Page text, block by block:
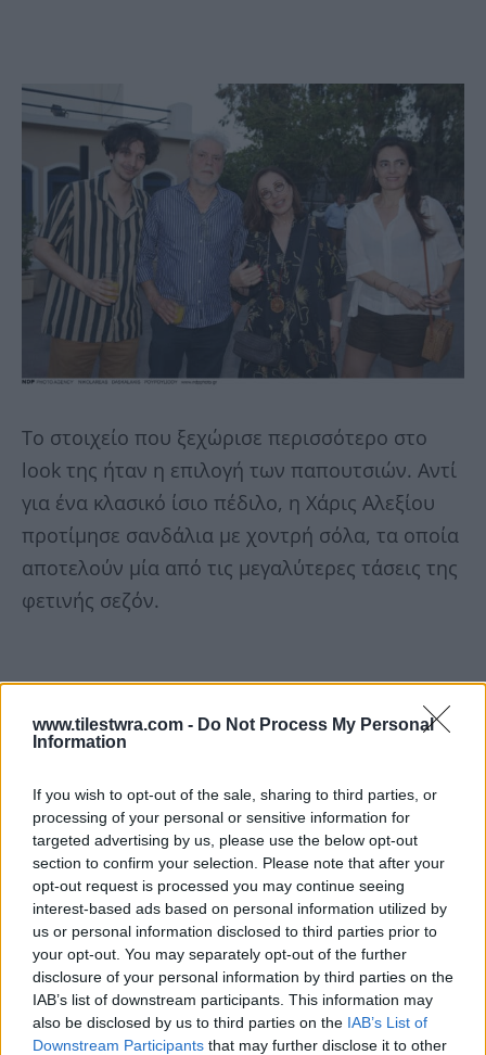
www.tilestwra.com - Do Not Process My Personal
Information
If you wish to opt-out of the sale, sharing to third parties, or
processing of your personal or sensitive information for
targeted advertising by us, please use the below opt-out
section to confirm your selection. Please note that after your
opt-out request is processed you may continue seeing
interest-based ads based on personal information utilized by
us or personal information disclosed to third parties prior to
your opt-out. You may separately opt-out of the further
disclosure of your personal information by third parties on the
IAB’s list of downstream participants. This information may
also be disclosed by us to third parties on the IAB’s List of
Downstream Participants that may further disclose it to other
Το στοιχείο που ξεχώρισε περισσότερο στο
look της ήταν η επιλογή των παπουτσιών. Αντί
για ένα κλασικό ίσιο πέδιλο, η Χάρις Αλεξίου
προτίμησε σανδάλια με χοντρή σόλα, τα οποία
αποτελούν μία από τις μεγαλύτερες τάσεις της
φετινής σεζόν.